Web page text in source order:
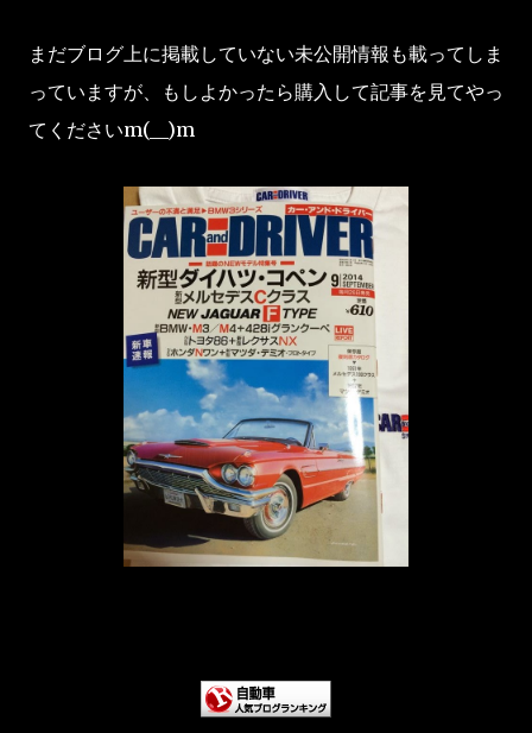
まだブログ上に掲載していない未公開情報も載ってしま
っていますが、もしよかったら購入して記事を見てやっ
てくださいm(__)m